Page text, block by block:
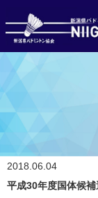
2018.06.04
平成30年度国体候